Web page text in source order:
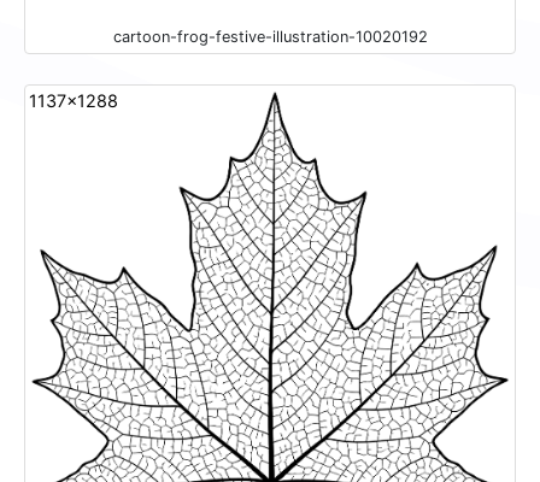
cartoon-frog-festive-illustration-10020192
1137x1288